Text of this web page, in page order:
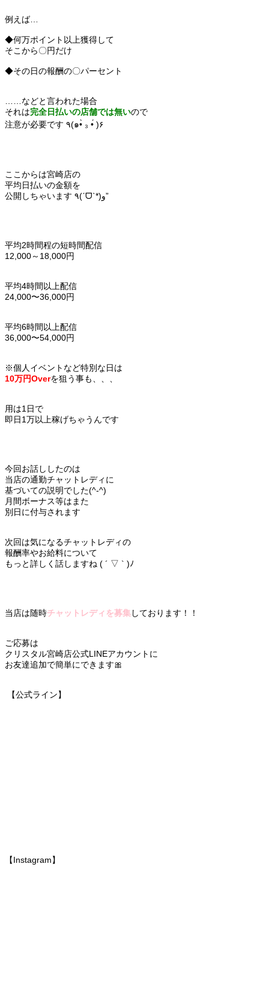
例えば…
◆何万ポイント以上獲得して
そこから〇円だけ
◆その日の報酬の〇パーセント
……などと言われた場合
それは完全日払いの店舗では無いので
注意が必要です ٩(๑•̀ ₃ •́ )۶
ここからは宮崎店の
平均日払いの金額を
公開しちゃいます ٩(ˊᗜˋ*)و”
平均2時間程の短時間配信
12,000～18,000円
平均4時間以上配信
24,000〜36,000円
平均6時間以上配信
36,000〜54,000円
※個人イベントなど特別な日は
10万円Overを狙う事も、、、
用は1日で
即日1万以上稼げちゃうんです
今回お話ししたのは
当店の通勤チャットレディに
基づいての説明でした(^-^)
月間ボーナス等はまた
別日に付与されます
次回は気になるチャットレディの
報酬率やお給料について
もっと詳しく話しますね ( ´ ▽ ` )ﾉ
当店は随時チャットレディを募集しております！！
ご応募は
クリスタル宮崎店公式LINEアカウントに
お友達追加で簡単にできます🎀
‎ 【公式ライン】
【Instagram】